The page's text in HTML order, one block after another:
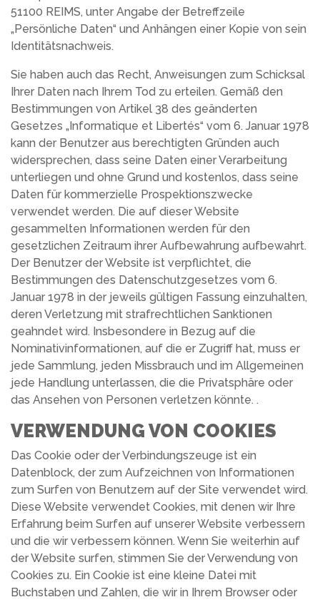
51100 REIMS, unter Angabe der Betreffzeile
„Persönliche Daten“ und Anhängen einer Kopie von sein
Identitätsnachweis.
Sie haben auch das Recht, Anweisungen zum Schicksal
Ihrer Daten nach Ihrem Tod zu erteilen. Gemäß den
Bestimmungen von Artikel 38 des geänderten
Gesetzes „Informatique et Libertés“ vom 6. Januar 1978
kann der Benutzer aus berechtigten Gründen auch
widersprechen, dass seine Daten einer Verarbeitung
unterliegen und ohne Grund und kostenlos, dass seine
Daten für kommerzielle Prospektionszwecke
verwendet werden. Die auf dieser Website
gesammelten Informationen werden für den
gesetzlichen Zeitraum ihrer Aufbewahrung aufbewahrt.
Der Benutzer der Website ist verpflichtet, die
Bestimmungen des Datenschutzgesetzes vom 6.
Januar 1978 in der jeweils gültigen Fassung einzuhalten,
deren Verletzung mit strafrechtlichen Sanktionen
geahndet wird. Insbesondere in Bezug auf die
Nominativinformationen, auf die er Zugriff hat, muss er
jede Sammlung, jeden Missbrauch und im Allgemeinen
jede Handlung unterlassen, die die Privatsphäre oder
das Ansehen von Personen verletzen könnte. .
VERWENDUNG VON COOKIES
Das Cookie oder der Verbindungszeuge ist ein
Datenblock, der zum Aufzeichnen von Informationen
zum Surfen von Benutzern auf der Site verwendet wird.
Diese Website verwendet Cookies, mit denen wir Ihre
Erfahrung beim Surfen auf unserer Website verbessern
und die wir verbessern können. Wenn Sie weiterhin auf
der Website surfen, stimmen Sie der Verwendung von
Cookies zu. Ein Cookie ist eine kleine Datei mit
Buchstaben und Zahlen, die wir in Ihrem Browser oder